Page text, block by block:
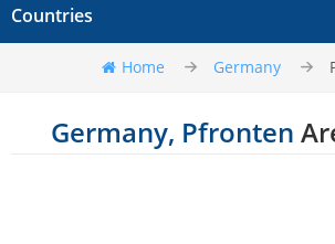
Countries
Home Germany
Germany, Pfronten